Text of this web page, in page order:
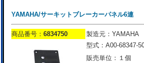
YAMAHA/サーキットブレーカーパネル6連
商品番号： 6834750 製造元：YAMAHA
型式：A00-68347-
販売単位：１個